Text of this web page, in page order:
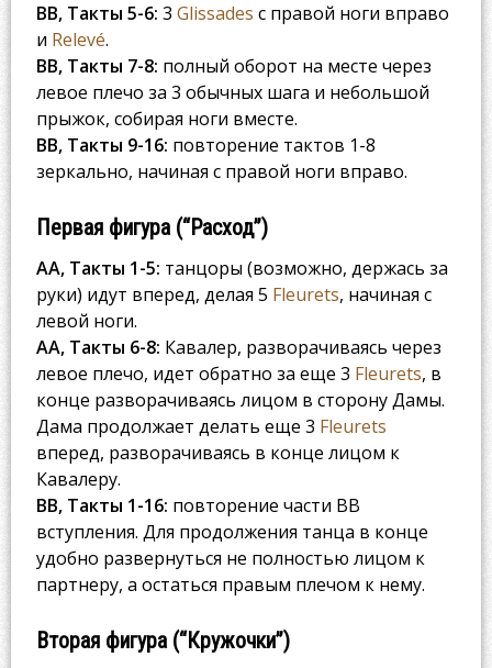
BB, Такты 5-6: 3 Glissades с правой ноги вправо
и Relevé.
BB, Такты 7-8: полный оборот на месте через
левое плечо за 3 обычных шага и небольшой
прыжок, собирая ноги вместе.
BB, Такты 9-16: повторение тактов 1-8
зеркально, начиная с правой ноги вправо.
Первая фигура (“Расход”)
AA, Такты 1-5: танцоры (возможно, держась за
руки) идут вперед, делая 5 Fleurets, начиная с
левой ноги.
AA, Такты 6-8: Кавалер, разворачиваясь через
левое плечо, идет обратно за еще 3 Fleurets, в
конце разворачиваясь лицом в сторону Дамы.
Дама продолжает делать еще 3 Fleurets
вперед, разворачиваясь в конце лицом к
Кавалеру.
BB, Такты 1-16: повторение части BB
вступления. Для продолжения танца в конце
удобно развернуться не полностью лицом к
партнеру, а остаться правым плечом к нему.
Вторая фигура (“Кружочки”)